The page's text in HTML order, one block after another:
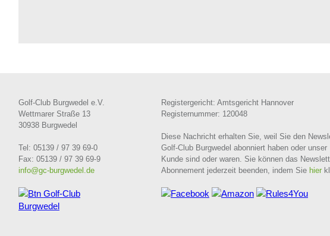
Golf-Club Burgwedel e.V.
Wettmarer Straße 13
30938 Burgwedel
Tel: 05139 / 97 39 69-0
Fax: 05139 / 97 39 69-9
info@gc-burgwedel.de
Registergericht: Amtsgericht Hannover
Registernummer: 120048
Diese Nachricht erhalten Sie, weil Sie den
Golf-Club Burgwedel abonniert haben oder unser
Kunde sind oder waren. Sie können das
Abonnement jederzeit beenden, indem Sie hier